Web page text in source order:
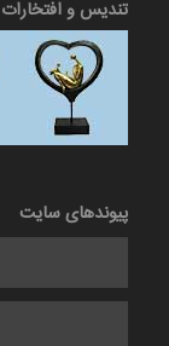
تندیس و
پیوندهای سایت